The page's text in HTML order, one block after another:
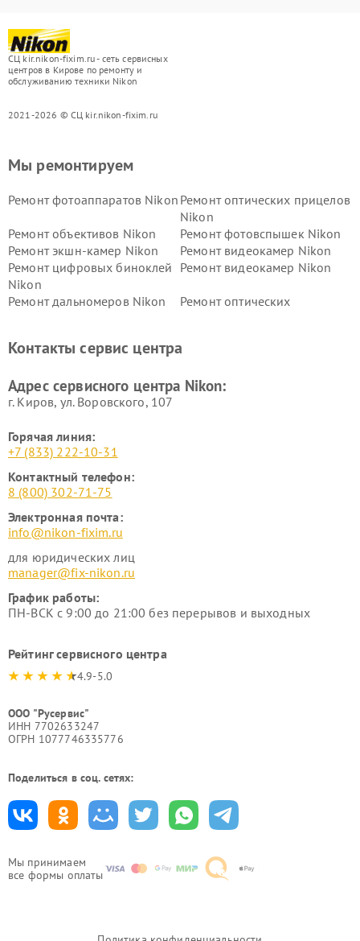
СЦ kir.nikon-fixim.ru - сеть сервисных
центров в Кирове по ремонту и
обслуживанию техники Nikon
2021-2026 © СЦ kir.nikon-fixim.ru
Мы принимаем
все формы оплаты
Мы ремонтируем
Ремонт фотоаппаратов Nikon Ремонт оптических прицелов
Nikon
Ремонт объективов Nikon
Ремонт фотовспышек Nikon
Ремонт экшн-камер Nikon
Ремонт видеокамер Nikon
Ремонт цифровых биноклей
Nikon
Ремонт видеокамер Nikon
Ремонт дальномеров Nikon
Ремонт оптических
Контакты сервис центра
Адрес сервисного центра Nikon:
г. Киров, ул. Воровского, 107
Горячая линия:
+7 (833) 222-10-31
Контактный телефон:
8 (800) 302-71-75
Электронная почта:
info@nikon-fixim.ru
для юридических лиц
manager@fix-nikon.ru
График работы:
ПН-ВСК с 9:00 до 21:00 без перерывов и выходных
Рейтинг сервисного центра
4.9-5.0
ООО "Русервис"
ИНН 7702633247
ОГРН 1077746335776
Поделиться в соц. сетях: